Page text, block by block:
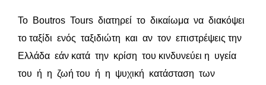
Το Boutros Tours διατηρεί το δικαίωμα να διακόψει
το ταξίδι ενός ταξιδιώτη και αν τον επιστρέψεις την
Ελλάδα εάν κατά την κρίση του κινδυνεύει η υγεία
του ή η ζωή του ή η ψυχική κατάσταση των